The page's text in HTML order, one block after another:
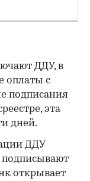
ДДУ, в
оплаты с
подписания
эта
дней.
ДДУ
открывает